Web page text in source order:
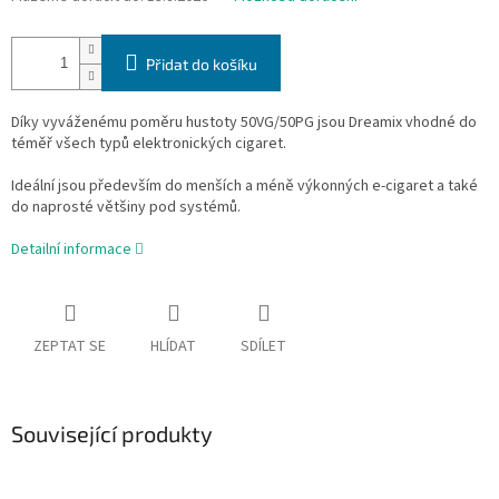
Přidat do košíku
Díky vyváženému poměru hustoty 50VG/50PG jsou Dreamix vhodné do
téměř všech typů elektronických cigaret.
Ideální jsou především do menších a méně výkonných e-cigaret a také
do naprosté většiny pod systémů.
Detailní informace
ZEPTAT SE HLÍDAT SDÍLET
Související produkty